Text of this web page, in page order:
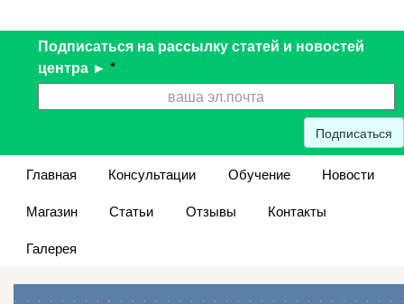
Подписаться на рассылку статей и новостей
центра ► *
Подписаться
Главная Консультации Обучение
Новости
Магазин
Статьи Отзывы
Контакты
Галерея